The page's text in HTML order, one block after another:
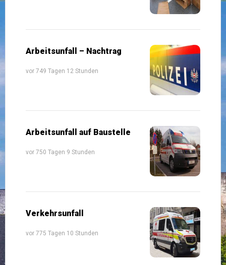
Arbeitsunfall – Nachtrag
vor 749 Tagen 12 Stunden
Arbeitsunfall auf Baustelle
vor 750 Tagen 9 Stunden
Verkehrsunfall
vor 775 Tagen 10 Stunden